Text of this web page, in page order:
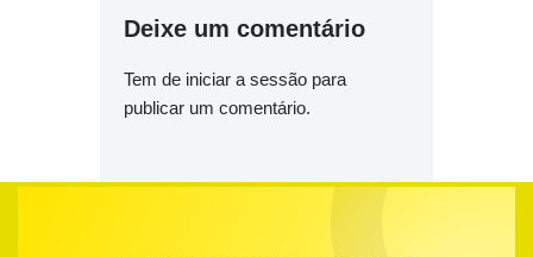
Deixe um comentário
Tem de iniciar a sessão para
publicar um comentário.